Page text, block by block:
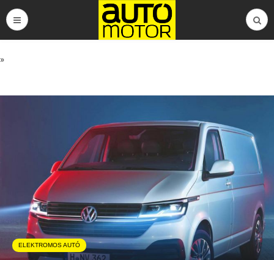
»
ELEKTROMOS AUTÓ